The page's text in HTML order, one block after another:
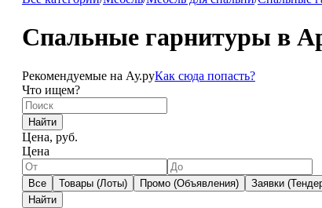
Спальные гарнитуры в
Рекомендуемые на Ау.руКак сюда попасть?
Что ищем?
Найти
Цена, руб.
Цена
Все Товары (Лоты) Промо (Объявления) Заявки